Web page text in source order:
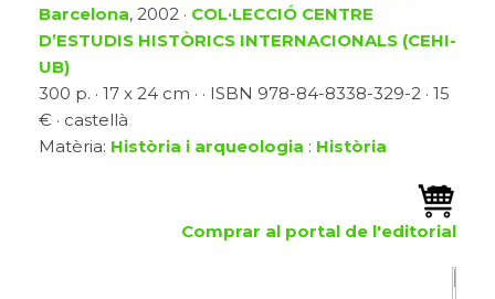
Barcelona, 2002 · COL·LECCIÓ CENTRE
D’ESTUDIS HISTÒRICS INTERNACIONALS (CEHI-
UB)
300 p. · 17 x 24 cm · · ISBN 978-84-8338-329-2 · 15
€ · castellà
Matèria: Història i arqueologia : Història
Comprar al portal de l'editorial